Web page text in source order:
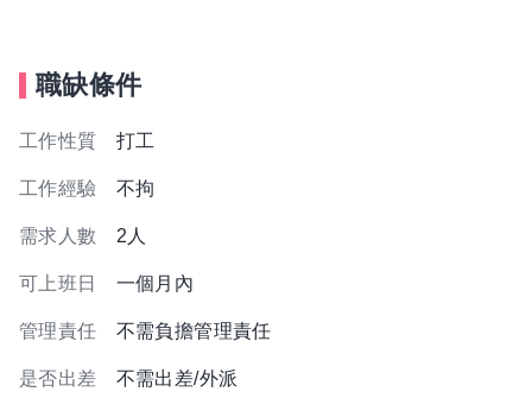
職缺條件
工作性質 打工
工作經驗 不拘
需求人數 2人
可上班日 一個月內
管理責任 不需負擔管理責任
是否出差 不需出差/外派